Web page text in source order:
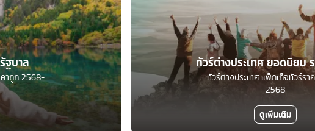
ฐบาล
คาถูก 2568-
ทัวร์ต่างประเทศ ยอดนิยม
ทัวร์ต่างประเทศ แพ็กเก็จทัวร์รา
2568
ดูเพิ่มเติม